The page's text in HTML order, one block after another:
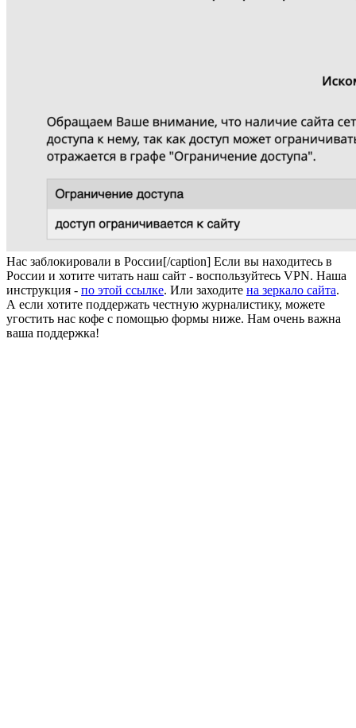
Нас заблокировали в России[/caption] Если вы находитесь в
России и хотите читать наш сайт - воспользуйтесь VPN. Наша
инструкция - по этой ссылке. Или заходите на зеркало сайта.
А если хотите поддержать честную журналистику, можете
угостить нас кофе с помощью формы ниже. Нам очень важна
ваша поддержка!